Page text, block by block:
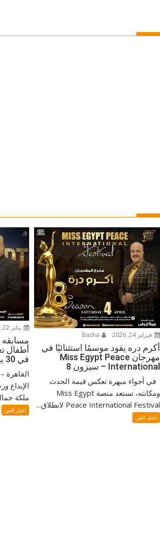
فبراير 24, 2026
أكرم دره يقود موسمًا استثنائيًا في
مهرجان Miss Egypt Peace
International – سيزون 8
في أجواء مبهرة تعكس قيمة الحدث
ومكانته، تستعد منصة Miss Egypt
Peace International Festival لانطلاق...
اخبار الفن
يناير 22, 2026
أطفال
في 30 يناير
القاهرة
الإبداع
ملكة
اخبار الفن